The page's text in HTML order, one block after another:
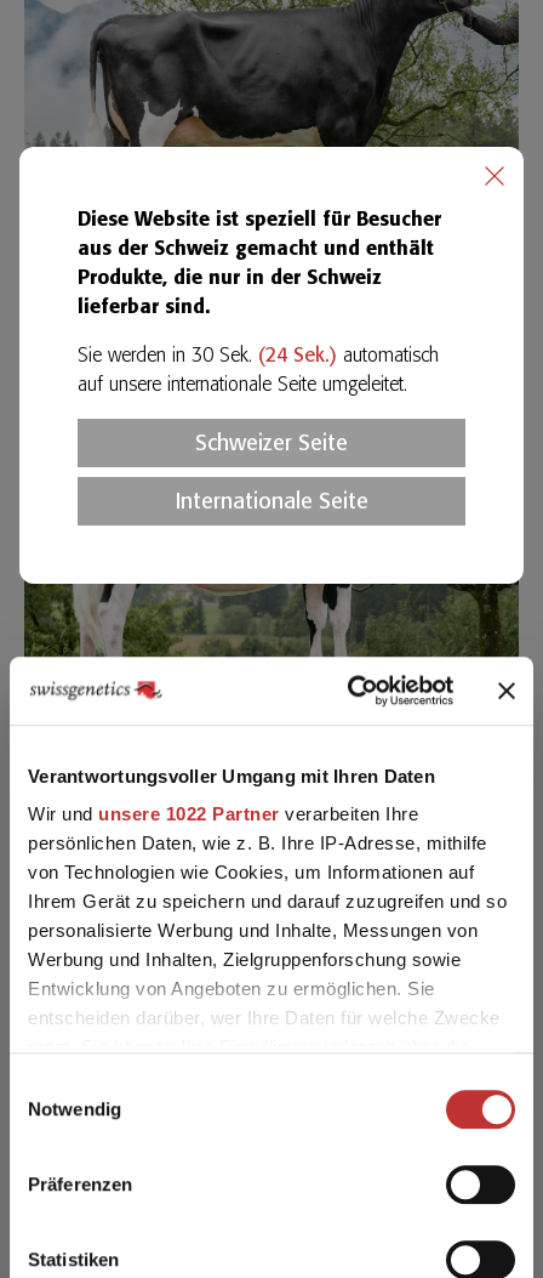
Verantwortungsvoller Umgang mit Ihren Daten
Wir und unsere 1022 Partner verarbeiten Ihre
persönlichen Daten, wie z. B. Ihre IP-Adresse, mithilfe
von Technologien wie Cookies, um Informationen auf
Ihrem Gerät zu speichern und darauf zuzugreifen und so
personalisierte Werbung und Inhalte, Messungen von
Werbung und Inhalten, Zielgruppenforschung sowie
Entwicklung von Angeboten zu ermöglichen. Sie
entscheiden darüber, wer Ihre Daten für welche Zwecke
Trigger Symbol ändern oder widerrufen
Informationen über Ihre geografische Lage erfassen,
Ihr Gerät durch aktives Scannen nach bestimmten
Notwendig
Präferenzen
Statistiken
Diese Website ist speziell für Besucher
aus der Schweiz gemacht und enthält
Produkte, die nur in der Schweiz
lieferbar sind.
Sie werden in 30 Sek. (24Sek.) automatisch
auf unsere internationale Seite umgeleitet.
Schweizer Seite
Internationale Seite
Semma Aliore OMEGA
Jenni Heidy + Sempach Matthias ,6162 Entlebuch Hansrudolf Lauper
E:Jenni Heidy + Sempach Matthias,6162 Entlebuch Bild: Hansrudolf Lauper
Dunand Aliore LOUANE
Hansrudolf Lauper
Teile diese Seite